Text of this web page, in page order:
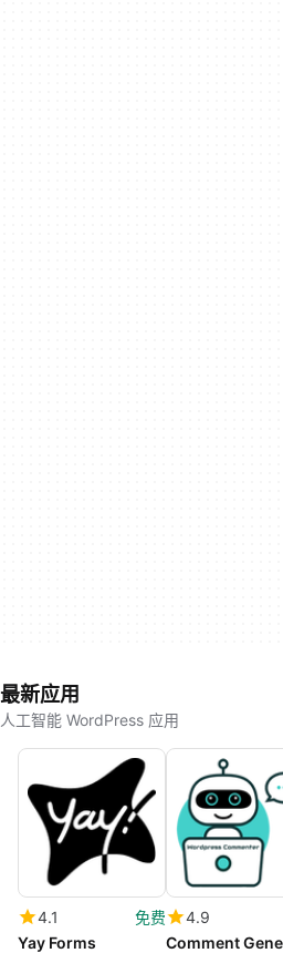
最新应用
人工智能 WordPress 应用
4.1
免费
Yay Forms
4.9